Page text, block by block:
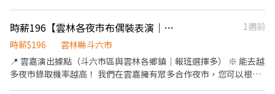
負責結帳、收銀等工作。 餐飲內場： ．擔任廚師的助手，處理烹飪
前與烹飪中之準備工作與其他餐廳相關事務。 ．負責洗、剝、削、
切各種食材。 ．負責清理工作環境、設備和餐具。 ．準備不同餐點
所需要的食材。 ．協助測量食材的容量與重量。 ．負責擺盤、打包
時薪196【雲林各夜市布偶裝表演｜自主報班・無經驗可
1週前
時薪$196
雲林縣斗六市
📍 雲嘉演出據點（斗六市區與雲林各鄉鎮｜報班選擇多） ※ 能去越
多夜市錄取機率越高！ 我們在雲嘉擁有眾多合作夜市，您可以根據